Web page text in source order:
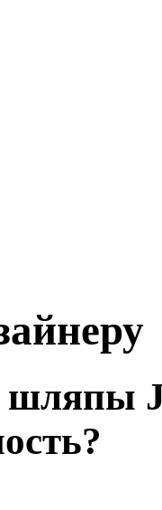
шляпы